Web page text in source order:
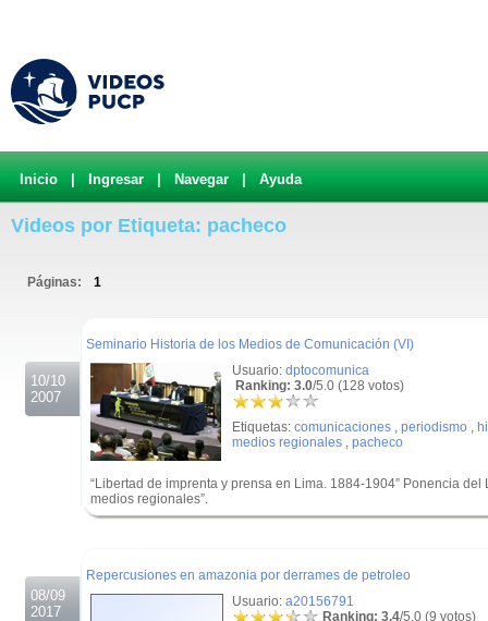
Inicio Ingresar Navegar Ayuda
Videos por Etiqueta: pacheco
Páginas: 1
10/10
2007
Seminario Historia de los Medios de Comunicación (VI)
Usuario: dptocomunica
Ranking: 3.0/5.0 (128 votos)
Etiquetas: comunicaciones , periodismo ,
medios regionales , pacheco
“Libertad de imprenta y prensa en Lima. 1884-1904” Ponencia del
medios regionales”.
08/09
2017
Repercusiones en amazonia por derrames de petroleo
Usuario: a20156791
Ranking: 3.4/5.0 (9 votos)